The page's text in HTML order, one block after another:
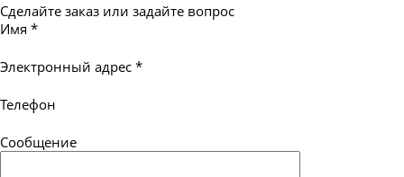
Сделайте заказ или задайте вопрос
Имя *
Электронный адрес *
Телефон
Сообщение